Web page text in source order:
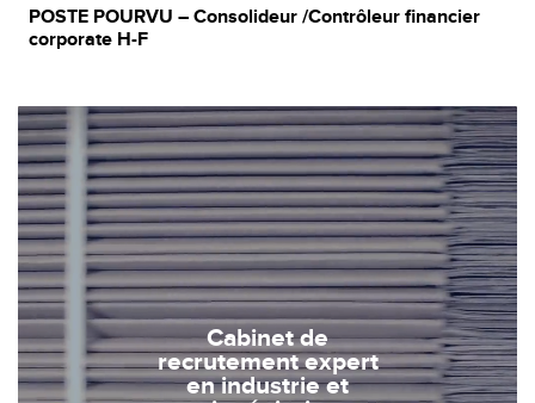
POSTE POURVU – Consolideur /Contrôleur financier
corporate H-F
Cabinet de
recrutement expert
en industrie et